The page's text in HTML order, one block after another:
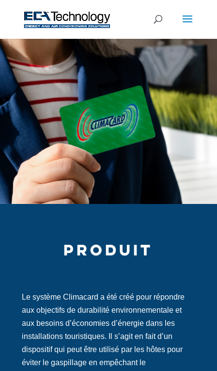
PRODUIT
Le système Climacard a été créé pour répondre
aux objectifs de durabilité environnementale et
aux besoins d’économies d’énergie dans les
installations touristiques. Il s’agit en fait d’un
dispositif qui peut être utilisé par les hôtes pour
éviter le gaspillage en empêchant le